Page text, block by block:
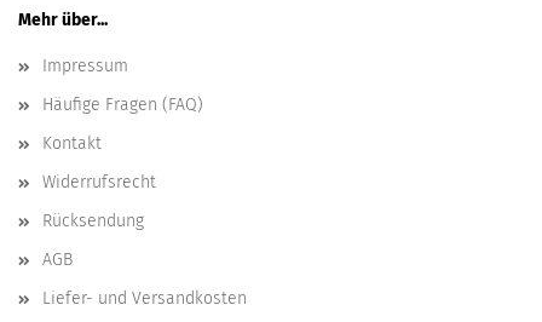
Mehr über...
Impressum
Häufige Fragen (FAQ)
Kontakt
Widerrufsrecht
Rücksendung
AGB
Liefer- und Versandkosten